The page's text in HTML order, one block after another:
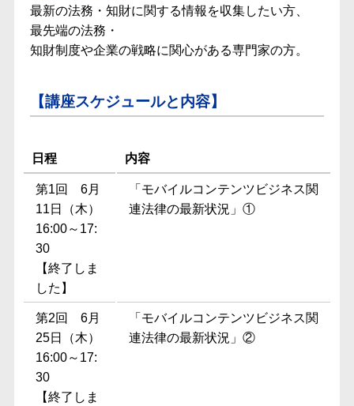
最新の法務・知財に関する情報を収集したい方、
最先端の法務・
知財制度や企業の戦略に関心がある専門家の方。
【講座スケジュールと内容】
日程 内容
第1回 6月
11日（木）
16:00～17:
30
【終了しま
した】
「モバイルコンテンツビジネス関
連法律の最新状況」①
第2回 6月
25日（木）
16:00～17:
30
【終了しま
「モバイルコンテンツビジネス関
連法律の最新状況」②